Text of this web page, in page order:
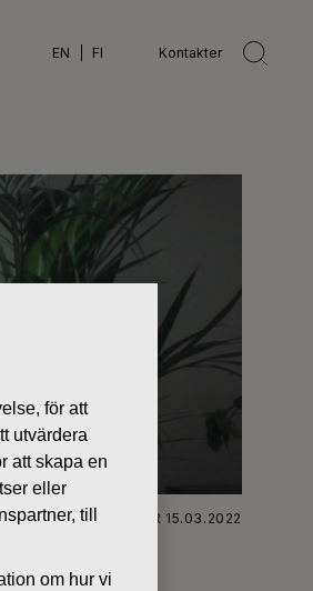
EN FI Kontakter
AV EGNA AKTIER 15.03.2022
för att
utvärdera
att skapa en
eller
till
om hur vi